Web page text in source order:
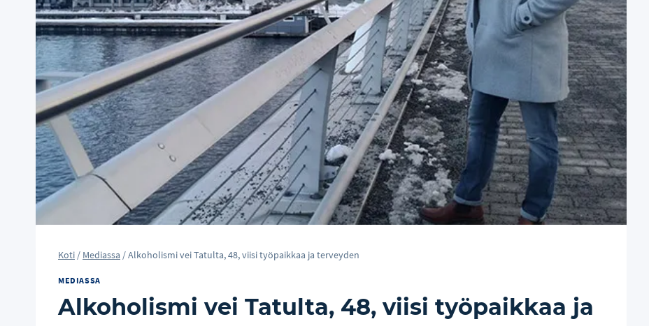
Koti / Mediassa /Alkoholismi vei Tatulta, 48, viisi työpaikkaa ja terveyden
MEDIASSA
Alkoholismi vei Tatulta, 48, viisi työpaikkaa ja